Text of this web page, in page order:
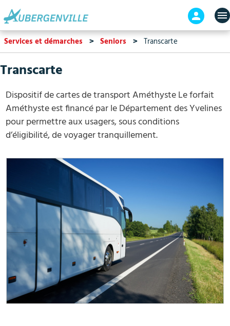
contenu
principal
En-
tête
Services et démarches Seniors Transcarte
Transcarte
Dispositif de cartes de transport Améthyste Le forfait
Améthyste est financé par le Département des Yvelines
pour permettre aux usagers, sous conditions
d’éligibilité, de voyager tranquillement.